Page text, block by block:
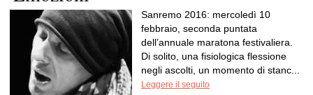
Sanremo 2016: mercoledì 10
febbraio, seconda puntata
dell’annuale maratona festivaliera.
Di solito, una fisiologica flessione
negli ascolti, un momento di stanc...
Leggere il seguito